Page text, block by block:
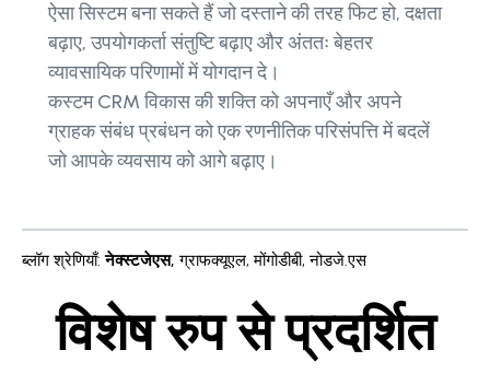
ऐसा सिस्टम बना सकते हैं जो दस्ताने की तरह फिट हो, दक्षता
बढ़ाए, उपयोगकर्ता संतुष्टि बढ़ाए और अंततः बेहतर
व्यावसायिक परिणामों में योगदान दे।
कस्टम CRM विकास की शक्ति को अपनाएँ और अपने
ग्राहक संबंध प्रबंधन को एक रणनीतिक परिसंपत्ति में बदलें
जो आपके व्यवसाय को आगे बढ़ाए।
ब्लॉग श्रेणियाँ: नेक्स्टजेएस, ग्राफक्यूएल,मोंगोडीबी,नोडजे.एस
विशेष रुप से प्रदर्शित